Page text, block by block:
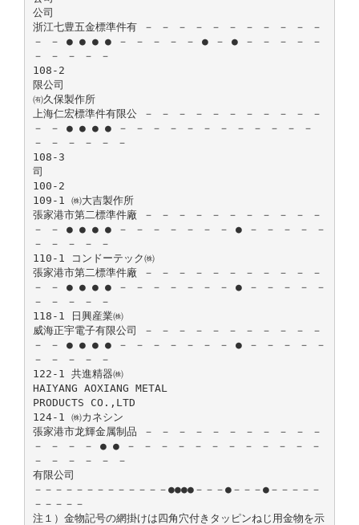
公司
浙江七豊五金標準件有 － － － － － － － － － － －
－ － ● ● ● ● － － － － － ● － ● － － － － －
－ － － － －
108-2
限公司
㈲久保製作所
上海仁宏標準件有限公 － － － － － － － － － － －
－ － ● ● ● ● － － － － － － － － － － － －
－ － － － － －
108-3
司
100-2
109-1 ㈱大吉製作所
張家港市第二標準件廠 － － － － － － － － － － －
－ － ● ● ● ● － － － － － － － ● － － － － －
－ － － － －
110-1 コンドーテック㈱
張家港市第二標準件廠 － － － － － － － － － － －
－ － ● ● ● ● － － － － － － － ● － － － － －
－ － － － －
118-1 日興産業㈱
威海正宇電子有限公司 － － － － － － － － － － －
－ － ● ● ● ● － － － － － － － ● － － － － －
－ － － － －
122-1 共進精器㈱
HAIYANG AOXIANG METAL
PRODUCTS CO.,LTD
124-1 ㈱カネシン
張家港市龙輝金属制品 － － － － － － － － － － －
－ － － － ● ● － － － － － － － － － － － －
－ － － － － －
有限公司
－－－－－－－－－－－－－●●●●－－－●－－－●－－－－－
－－－－－
注１）金物記号の網掛けは四角穴付きタッピンねじ用金物を示